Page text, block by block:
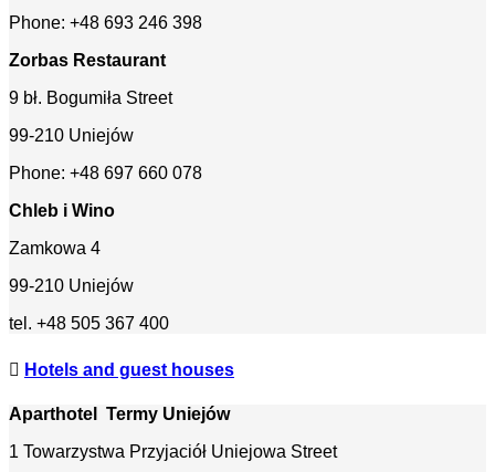
Phone: +48 693 246 398
Zorbas Restaurant
9 bł. Bogumiła Street
99-210 Uniejów
Phone: +48 697 660 078
Chleb i Wino
Zamkowa 4
99-210 Uniejów
tel. +48 505 367 400
Hotels and guest houses
Aparthotel Termy Uniejów
1 Towarzystwa Przyjaciół Uniejowa Street